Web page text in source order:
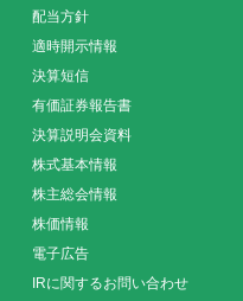
配当方針
適時開示情報
決算短信
有価証券報告書
決算説明会資料
株式基本情報
株主総会情報
株価情報
電子広告
IRに関するお問い合わせ